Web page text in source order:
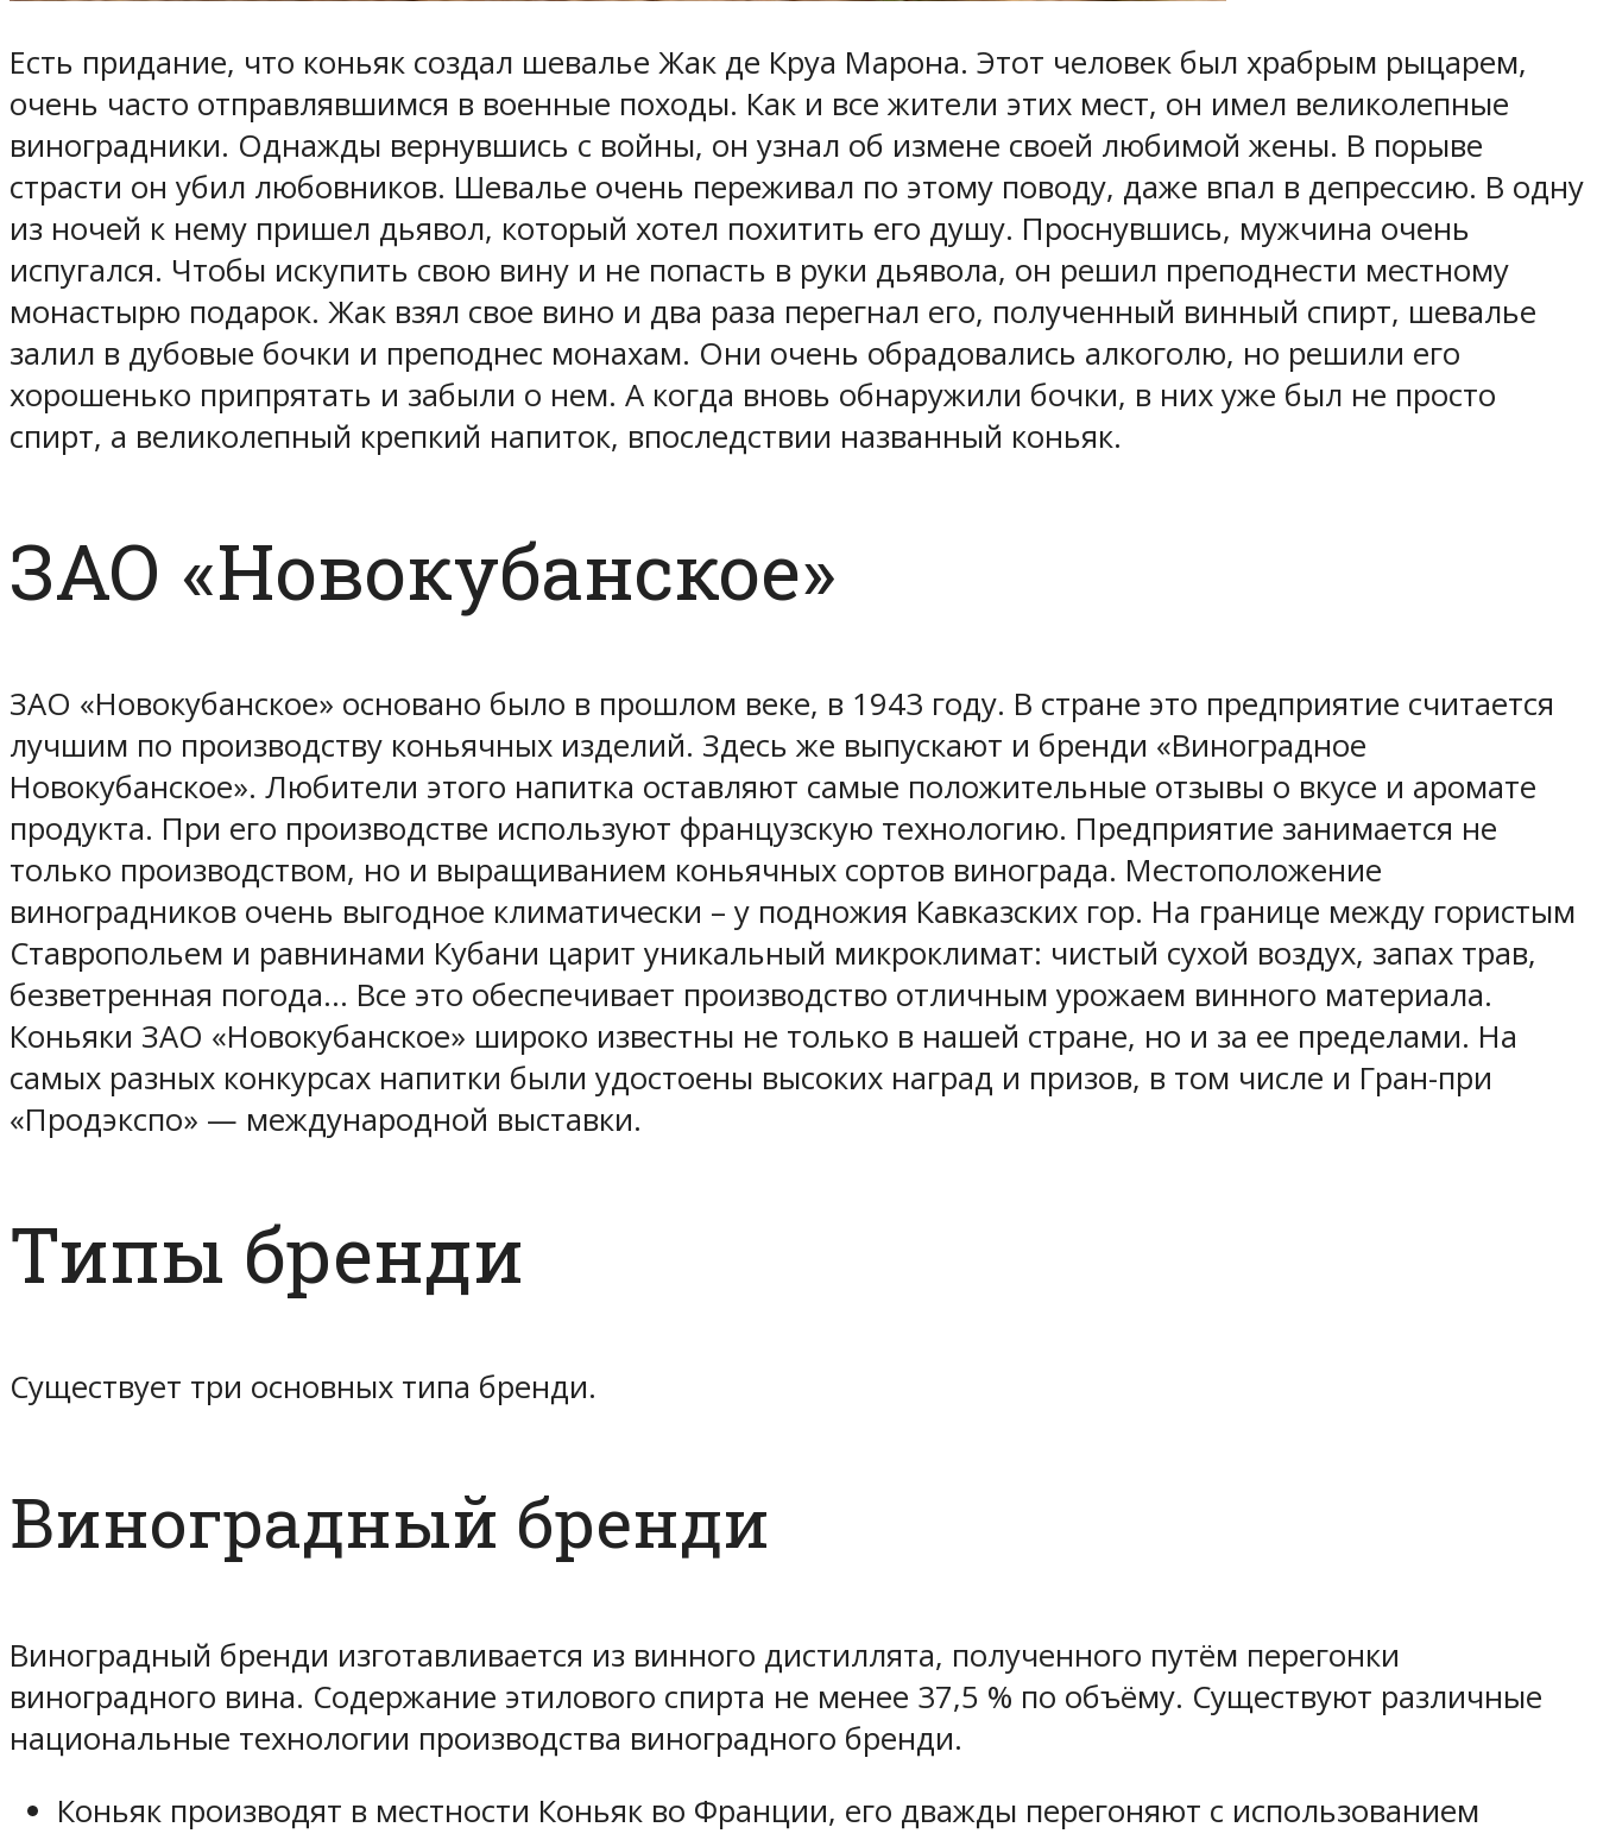
Есть придание, что коньяк создал шевалье Жак де Круа Марона. Этот человек был храбрым рыцарем,
очень часто отправлявшимся в военные походы. Как и все жители этих мест, он имел великолепные
виноградники. Однажды вернувшись с войны, он узнал об измене своей любимой жены. В порыве
страсти он убил любовников. Шевалье очень переживал по этому поводу, даже впал в депрессию. В одну
из ночей к нему пришел дьявол, который хотел похитить его душу. Проснувшись, мужчина очень
испугался. Чтобы искупить свою вину и не попасть в руки дьявола, он решил преподнести местному
монастырю подарок. Жак взял свое вино и два раза перегнал его, полученный винный спирт, шевалье
залил в дубовые бочки и преподнес монахам. Они очень обрадовались алкоголю, но решили его
хорошенько припрятать и забыли о нем. А когда вновь обнаружили бочки, в них уже был не просто
спирт, а великолепный крепкий напиток, впоследствии названный коньяк.
ЗАО «Новокубанское»
ЗАО «Новокубанское» основано было в прошлом веке, в 1943 году. В стране это предприятие считается
лучшим по производству коньячных изделий. Здесь же выпускают и бренди «Виноградное
Новокубанское». Любители этого напитка оставляют самые положительные отзывы о вкусе и аромате
продукта. При его производстве используют французскую технологию. Предприятие занимается не
только производством, но и выращиванием коньячных сортов винограда. Местоположение
виноградников очень выгодное климатически – у подножия Кавказских гор. На границе между гористым
Ставропольем и равнинами Кубани царит уникальный микроклимат: чистый сухой воздух, запах трав,
безветренная погода… Все это обеспечивает производство отличным урожаем винного материала.
Коньяки ЗАО «Новокубанское» широко известны не только в нашей стране, но и за ее пределами. На
самых разных конкурсах напитки были удостоены высоких наград и призов, в том числе и Гран-при
«Продэкспо» — международной выставки.
Типы бренди
Существует три основных типа бренди.
Виноградный бренди
Виноградный бренди изготавливается из винного дистиллята, полученного путём перегонки
виноградного вина. Содержание этилового спирта не менее 37,5 % по объёму. Существуют различные
национальные технологии производства виноградного бренди.
Коньяк производят в местности Коньяк во Франции, его дважды перегоняют с использованием